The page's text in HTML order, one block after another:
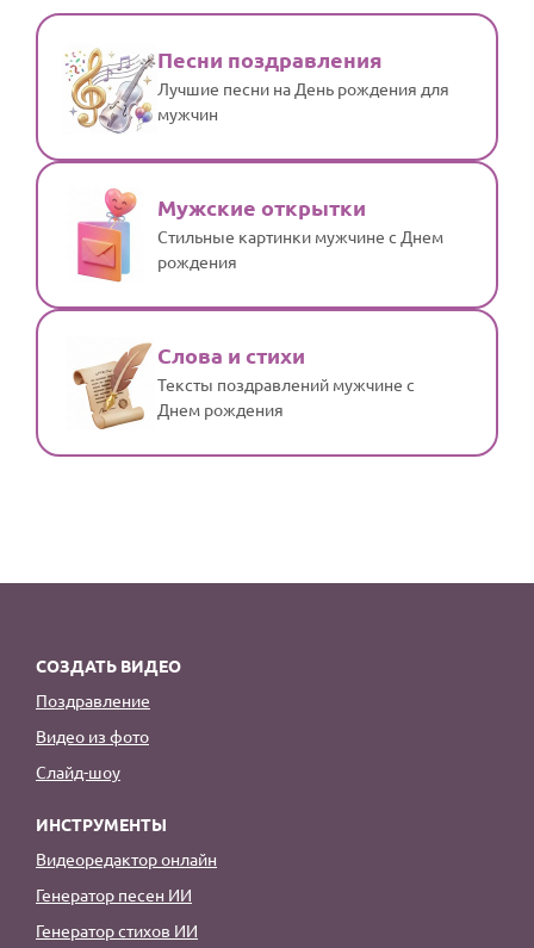
Песни поздравления
Лучшие песни на День рождения для
мужчин
Мужские открытки
Стильные картинки мужчине с Днем
рождения
Слова и стихи
Тексты поздравлений мужчине с
Днем рождения
СОЗДАТЬ ВИДЕО
Поздравление
Видео из фото
Слайд-шоу
ИНСТРУМЕНТЫ
Видеоредактор онлайн
Генератор песен ИИ
Генератор стихов ИИ